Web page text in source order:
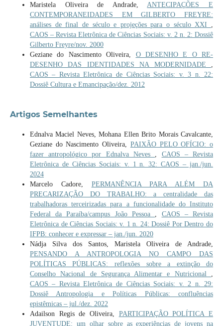
Maristela Oliveira de Andrade, ANTECIPAÇÕES E
CONTEMPORANEIDADES EM GILBERTO FREYRE:
análises de final de século e projeções para o século XXI
CAOS – Revista Eletrônica de Ciências Sociais: v. 2 n. 2: Dossiê
Gilberto Freyre/nov. 2000
Geziane do Nascimento Oliveira, O DESENHO E O RE-
DESENHO DAS IDENTIDADES NA MODERNIDADE
CAOS – Revista Eletrônica de Ciências Sociais: v. 3 n. 22:
Dossiê Cultura e Emancipação/dez. 2012
Artigos Semelhantes
Ednalva Maciel Neves, Mohana Ellen Brito Morais Cavalcante,
Geziane do Nascimento Oliveira, PAIXÃO PELO OFÍCIO: o
fazer antropológico por Ednalva Neves
CAOS – Revista
Eletrônica de Ciências Sociais: v. 1 n. 32: CAOS – jan./jun.
2024
Marcelo Cadore, PERMANÊNCIA PARA ALÉM DA
PRECARIZAÇÃO DO TRABALHO: a centralidade das
trabalhadoras terceirizadas para a funcionalidade do Instituto
Federal da Paraíba/campus João Pessoa
CAOS – Revista
Eletrônica de Ciências Sociais: v. 1 n. 24: Dossiê Por Dentro do
IFPB: conhecer e expressar – jan./jun. 2020
Nádja Silva dos Santos, Maristela Oliveira de Andrade,
PENSANDO A ANTROPOLOGIA NO CAMPO DAS
POLÍTICAS PÚBLICAS: reflexões sobre a extinção do
Conselho Nacional de Segurança Alimentar e Nutricional
CAOS – Revista Eletrônica de Ciências Sociais: v. 2 n. 29:
Dossiê Antropologia e Políticas Públicas: confluências
epistêmicas – jul./dez. 2022
Adailson Regis de Oliveira, PARTICIPAÇÃO POLÍTICA E
JUVENTUDE: um olhar sobre as experiências de jovens na